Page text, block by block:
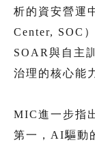
析的資安營運
Center, SOC
SOAR與自主
治理的核心能
MIC進一步指
第一，AI驅動